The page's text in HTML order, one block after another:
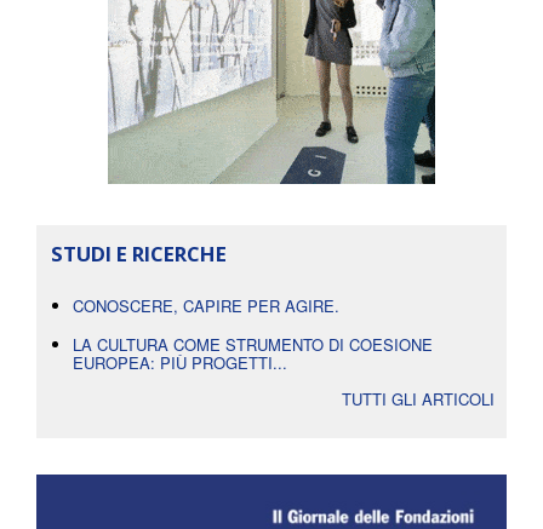
STUDI E RICERCHE
CONOSCERE, CAPIRE PER AGIRE.
LA CULTURA COME STRUMENTO DI COESIONE
EUROPEA: PIÙ PROGETTI...
TUTTI GLI ARTICOLI